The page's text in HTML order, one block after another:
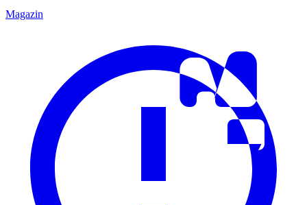
Magazin